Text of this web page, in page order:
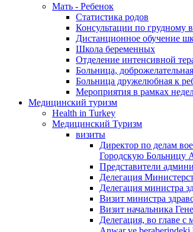
Мать - Ребенок
Статистика родов
Консультации по грудному
Дистанционное обучение
Школа беременных
Отделение интенсивной
Больница,
Больница дружелюбная к
Мероприятия в рамках
Медицинский туризм
Health in Turkey
Медицинский Туризм
визиты
Директор по делам
Городскую Больницу
Представители
Делегация
Делегация министра
Визит министра
Визит начальника
Делегация, во главе